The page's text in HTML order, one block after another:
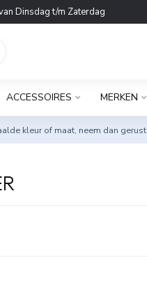
Dinsdag t/m Zaterdag
ACCESSOIRES MERKEN
kleur of maat, neem dan gerust